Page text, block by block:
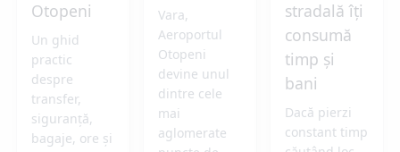
Otopeni
Un ghid
practic
despre
transfer,
siguranță,
bagaje, ore și
Vara,
Aeroportul
Otopeni
devine unul
dintre cele
mai
aglomerate
stradală îți
consumă
timp și
bani
Dacă pierzi
constant timp